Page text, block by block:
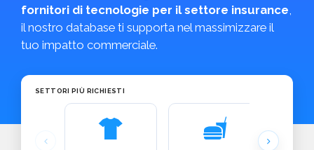
fornitori di tecnologie per il settore insurance,
il nostro database ti supporta nel massimizzare il
tuo impatto commerciale.
SETTORI PIÙ RICHIESTI